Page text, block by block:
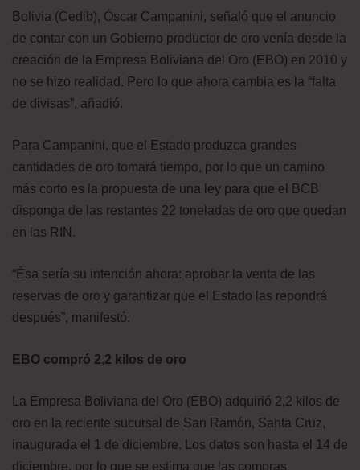
Bolivia (Cedib), Óscar Campanini, señaló que el anuncio
de contar con un Gobierno productor de oro venía desde la
creación de la Empresa Boliviana del Oro (EBO) en 2010 y
no se hizo realidad. Pero lo que ahora cambia es la “falta
de divisas”, añadió.
Para Campanini, que el Estado produzca grandes
cantidades de oro tomará tiempo, por lo que un camino
más corto es la propuesta de una ley para que el BCB
disponga de las restantes 22 toneladas de oro que quedan
en las RIN.
“Ésa sería su intención ahora: aprobar la venta de las
reservas de oro y garantizar que el Estado las repondrá
después”, manifestó.
EBO compró 2,2 kilos de oro
La Empresa Boliviana del Oro (EBO) adquirió 2,2 kilos de
oro en la reciente sucursal de San Ramón, Santa Cruz,
inaugurada el 1 de diciembre. Los datos son hasta el 14 de
diciembre, por lo que se estima que las compras